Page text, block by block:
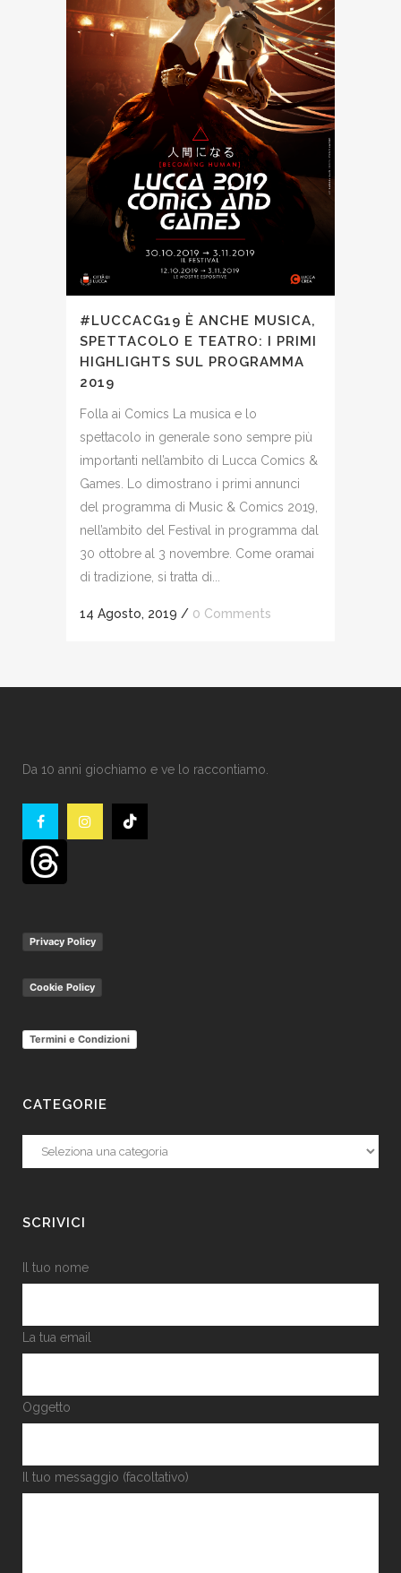
#LUCCACG19 È ANCHE MUSICA,
SPETTACOLO E TEATRO: I PRIMI
HIGHLIGHTS SUL PROGRAMMA
2019
Folla ai Comics La musica e lo
spettacolo in generale sono sempre più
importanti nell’ambito di Lucca Comics &
Games. Lo dimostrano i primi annunci
del programma di Music & Comics 2019,
nell’ambito del Festival in programma dal
30 ottobre al 3 novembre. Come oramai
di tradizione, si tratta di...
14 Agosto, 2019 / 0 Comments
Da 10 anni giochiamo e ve lo raccontiamo.
Privacy Policy
Cookie Policy
Termini e Condizioni
CATEGORIE
Categorie
SCRIVICI
Il tuo nome
La tua email
Oggetto
Il tuo messaggio (facoltativo)